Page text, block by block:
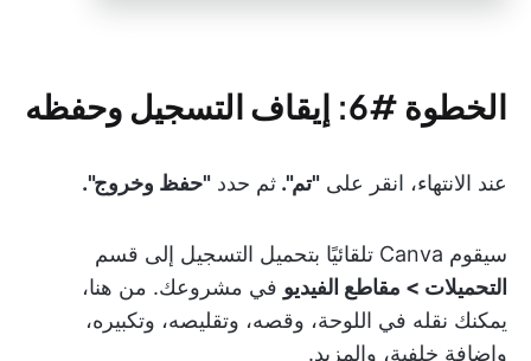
الخطوة #6: إيقاف التسجيل وحفظه
عند الانتهاء، انقر على "تم". ثم حدد "حفظ وخروج".
سيقوم Canva تلقائيًا بتحميل التسجيل إلى قسم
التحميلات > مقاطع الفيديو في مشروعك. من هنا،
يمكنك نقله في اللوحة، وقصه، وتقليصه، وتكبيره،
وإضافة خلفية، والمزيد.